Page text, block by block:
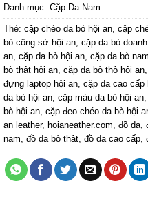
Danh mục: Cặp Da Nam
Thẻ: cặp chéo da bò hội an, cặp
bò công sở hội an, cặp da bò
an, cặp da bò hội an, cặp da bò
bò thật hội an, cặp da bò thô hội an,
đựng laptop hội an, cặp da cao cấp
da bò hội an, cặp màu da bò hội an,
bò hội an, cặp đeo chéo da bò hội
an leather, hoianeather.com, đồ da,
nam, đồ da bò thật, đồ da cao cấp,